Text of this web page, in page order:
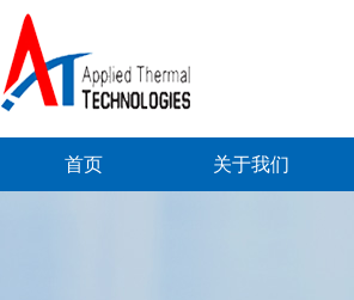
首页 关于我们